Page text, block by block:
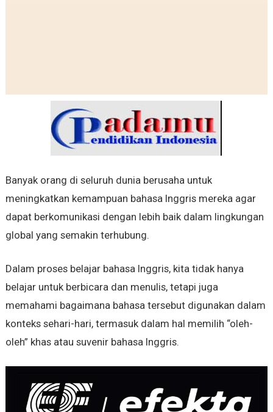
Banyak orang di seluruh dunia berusaha untuk
meningkatkan kemampuan bahasa Inggris mereka agar
dapat berkomunikasi dengan lebih baik dalam lingkungan
global yang semakin terhubung.
Dalam proses belajar bahasa Inggris, kita tidak hanya
belajar untuk berbicara dan menulis, tetapi juga
memahami bagaimana bahasa tersebut digunakan dalam
konteks sehari-hari, termasuk dalam hal memilih “oleh-
oleh” khas atau suvenir bahasa Inggris.